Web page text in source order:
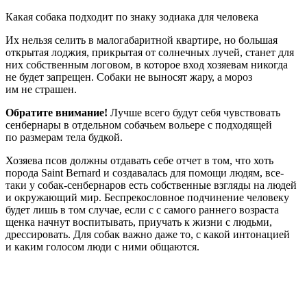
Какая собака подходит по знаку зодиака для человека
Их нельзя селить в малогабаритной квартире, но большая
открытая лоджия, прикрытая от солнечных лучей, станет для
них собственным логовом, в которое вход хозяевам никогда
не будет запрещен. Собаки не выносят жару, а мороз
им не страшен.
Обратите внимание! Лучше всего будут себя чувствовать
сенбернары в отдельном собачьем вольере с подходящей
по размерам тела будкой.
Хозяева псов должны отдавать себе отчет в том, что хоть
порода Saint Bernard и создавалась для помощи людям, все-
таки у собак-сенбернаров есть собственные взгляды на людей
и окружающий мир. Беспрекословное подчинение человеку
будет лишь в том случае, если с с самого раннего возраста
щенка начнут воспитывать, приучать к жизни с людьми,
дрессировать. Для собак важно даже то, с какой интонацией
и каким голосом люди с ними общаются.